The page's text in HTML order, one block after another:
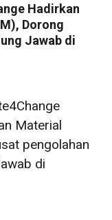
Hadirkan
Dorong
Jawab di
Material
pengolahan
di